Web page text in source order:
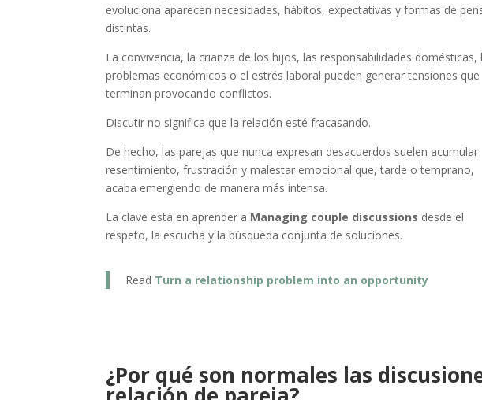
evoluciona aparecen necesidades, hábitos, expectativas y formas de
distintas.
La convivencia, la crianza de los hijos, las responsabilidades domésticas,
problemas económicos o el estrés laboral pueden generar tensiones que
terminan provocando conflictos.
Discutir no significa que la relación esté fracasando.
De hecho, las parejas que nunca expresan desacuerdos suelen acumular
resentimiento, frustración y malestar emocional que, tarde o temprano,
acaba emergiendo de manera más intensa.
La clave está en aprender a Managing couple discussions desde el
respeto, la escucha y la búsqueda conjunta de soluciones.
Read Turn a relationship problem into an opportunity
¿Por qué son normales las